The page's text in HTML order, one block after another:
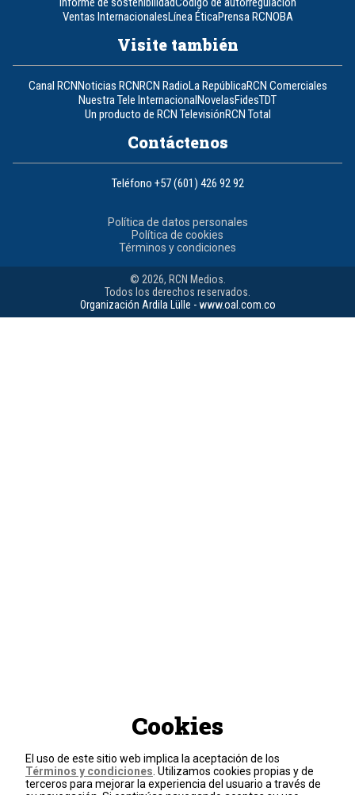
Ventas InternacionalesLínea ÉticaPrensa RCNOBA
Visite también
Canal RCNNoticias RCNRCN RadioLa RepúblicaRCN Comerciales
Nuestra Tele InternacionalNovelasFidesTDT
Un producto de RCN TelevisiónRCN Total
Contáctenos
Teléfono +57 (601) 426 92 92
Política de datos personales
Política de cookies
Términos y condiciones
© 2026, RCN Medios.
Todos los derechos reservados.
Organización Ardila Lülle - www.oal.com.co
Cookies
El uso de este sitio web implica la aceptación de los
Términos y condiciones . Utilizamos cookies propias y de
terceros para mejorar la experiencia del usuario a través de